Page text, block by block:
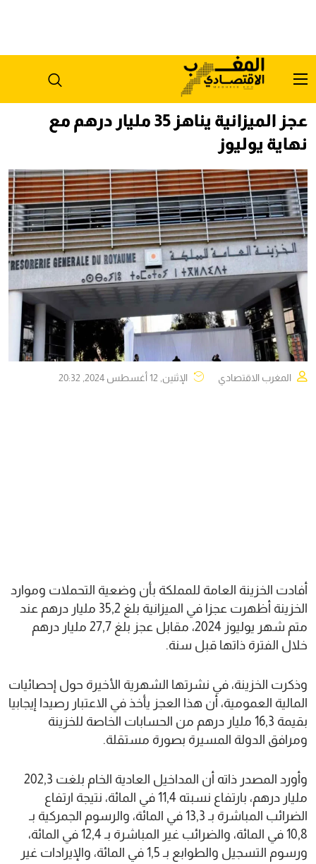
عجز الميزانية يناهز 35 مليار درهم مع
نهاية يوليوز
المغرب الاقتصادي الإثنين, 12 أغسطس 2024, 20:32
أفادت الخزينة العامة للمملكة بأن وضعية التحملات وموارد
الخزينة أظهرت عجزا في الميزانية بلغ 35,2 مليار درهم عند
متم شهر يوليوز 2024، مقابل عجز بلغ 27,7 مليار درهم
خلال الفترة ذاتها قبل سنة.
وذكرت الخزينة، في نشرتها الشهرية الأخيرة حول إحصائيات
المالية العمومية، أن هذا العجز يأخذ في الاعتبار رصيدا إيجابيا
بقيمة 16,3 مليار درهم من الحسابات الخاصة للخزينة
ومرافق الدولة المسيرة بصورة مستقلة.
وأورد المصدر ذاته أن المداخيل العادية الخام بلغت 202,3
مليار درهم، بارتفاع نسبته 11,4 في المائة، نتيجة ارتفاع
الضرائب المباشرة بـ 13,3 في المائة، والرسوم الجمركية بـ
10,8 في المائة، والضرائب غير المباشرة بـ 12,4 في المائة،
ورسوم التسجيل والطوابع بـ 1,5 في المائة، والإيرادات غير